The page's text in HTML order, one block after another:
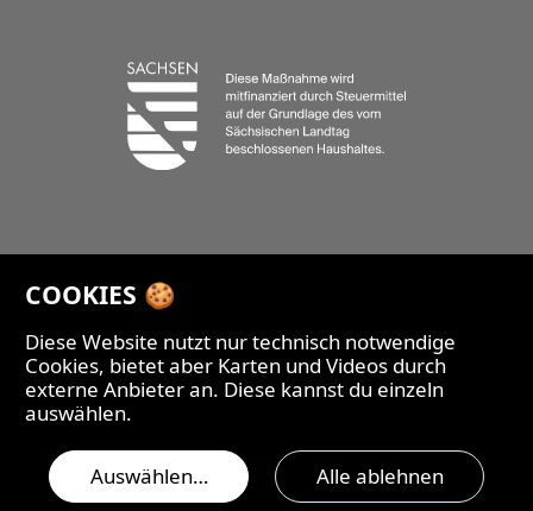
COOKIES 🍪
Diese Website nutzt nur technisch notwendige
Cookies, bietet aber Karten und Videos durch
externe Anbieter an. Diese kannst du einzeln
auswählen.
Auswählen… Alle ablehnen
© 1990 – 2026